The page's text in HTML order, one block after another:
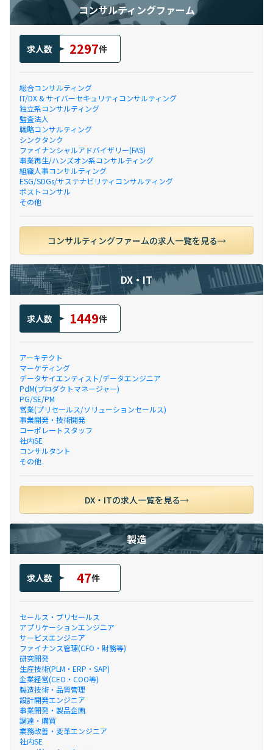
コンサルティングファーム
求人数 2297件
総合コンサルティング
IT/DX & サイバーセキュリティコンサルティング
独立系コンサルティング
監査法人
戦略コンサルティング
シンクタンク
ファイナンシャルアドバイザリー(FAS)
事業再生/ハンズオン系コンサルティング
組織人事コンサルティング
ESG/SDGs/サステナビリティコンサルティング
ポストコンサル
その他
コンサルティングファームの求人一覧を見る
DX・IT
求人数 1449件
アーキテクト
マーケティング
データサイエンティスト/データエンジニア
PdM(プロダクトマネージャー)
PG/SE/PM
営業(プリセールス/ソリューションセールス)
事業開発・技術開発
コーポレートスタッフ
社内SE
コンサルタント
その他
DX・ITの求人一覧を見る
製造
求人数 47件
セールス・プリセールス
アプリケーションエンジニア
サービスエンジニア
ファイナンス管理(CFO・財務等)
研究開発
生産技術(PLM・ERP・SAP)
企業経営(CEO・COO等)
製造技術・品質管理
設計開発エンジニア
事業開発・製品企画
調達・購買
業務改善・変革エンジニア
社内SE